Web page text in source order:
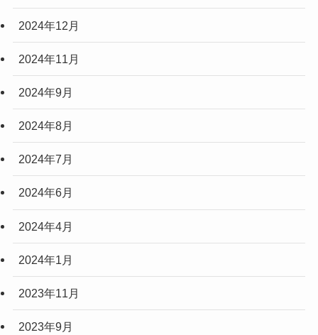
2024年12月
2024年11月
2024年9月
2024年8月
2024年7月
2024年6月
2024年4月
2024年1月
2023年11月
2023年9月